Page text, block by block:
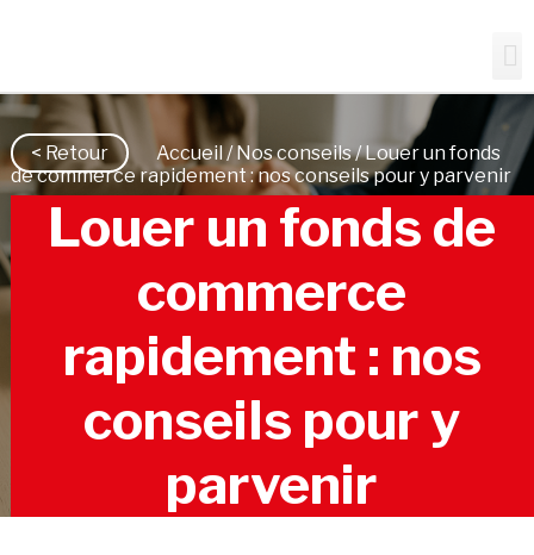
< Retour Accueil/Nos conseils/ Louer un fonds
de commerce rapidement : nos conseils pour y parvenir
Louer un fonds de
commerce
rapidement : nos
conseils pour y
parvenir